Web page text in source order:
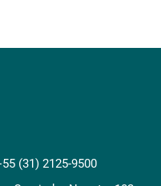
(31) 2125-9500